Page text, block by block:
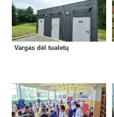
Vargas dėl tualetų